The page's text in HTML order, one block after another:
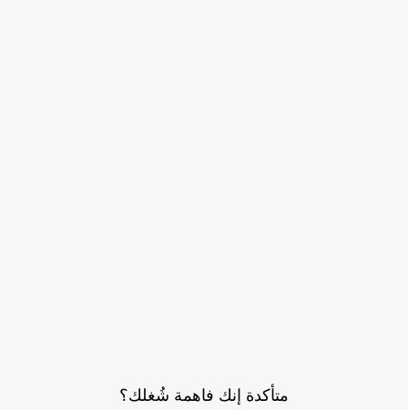
متأكدة إنك فاهمة شُغلك؟